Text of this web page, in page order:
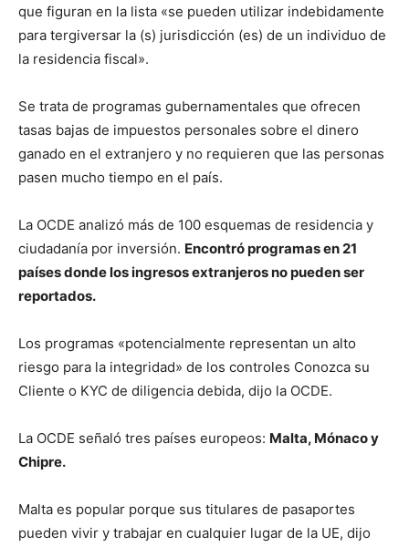
que figuran en la lista «se pueden utilizar indebidamente
para tergiversar la (s) jurisdicción (es) de un individuo de
la residencia fiscal».
Se trata de programas gubernamentales que ofrecen
tasas bajas de impuestos personales sobre el dinero
ganado en el extranjero y no requieren que las personas
pasen mucho tiempo en el país.
La OCDE analizó más de 100 esquemas de residencia y
ciudadanía por inversión. Encontró programas en 21
países donde los ingresos extranjeros no pueden ser
reportados.
Los programas «potencialmente representan un alto
riesgo para la integridad» de los controles Conozca su
Cliente o KYC de diligencia debida, dijo la OCDE.
La OCDE señaló tres países europeos: Malta, Mónaco y
Chipre.
Malta es popular porque sus titulares de pasaportes
pueden vivir y trabajar en cualquier lugar de la UE, dijo